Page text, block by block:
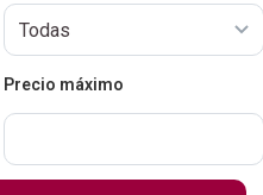
Precio máximo